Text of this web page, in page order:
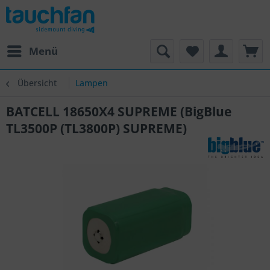
Menü
Übersicht Lampen
BATCELL 18650X4 SUPREME (BigBlue
TL3500P (TL3800P) SUPREME)